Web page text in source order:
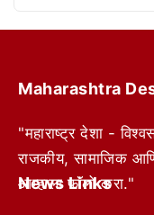
Maharashtra
"महाराष्ट्र देशा -
राजकीय, सामाजिक
आम्हाला फॉलो करा."
News Links